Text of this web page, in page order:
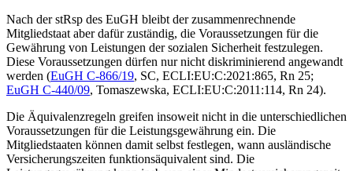
Nach der stRsp des EuGH bleibt derzusammenrechnende
Mitgliedstaat aber dafür zuständig, die Voraussetzungen für die
Gewährung von Leistungen der sozialen Sicherheit festzulegen.
Diese Voraussetzungen dürfen nur nicht diskriminierend angewandt
werden (EuGH C-866/19, SC, ECLI:EU:C:2021:865, Rn 25;
EuGH C-440/09, Tomaszewska, ECLI:EU:C:2011:114, Rn 24).
Die Äquivalenzregeln greifen insoweit nicht in die unterschiedlichen
Voraussetzungen für die Leistungsgewährung ein. Die
Mitgliedstaaten können damit selbst festlegen, wann ausländische
Versicherungszeiten funktionsäquivalent sind. Die